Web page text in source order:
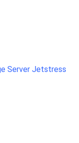
Server Jetstress